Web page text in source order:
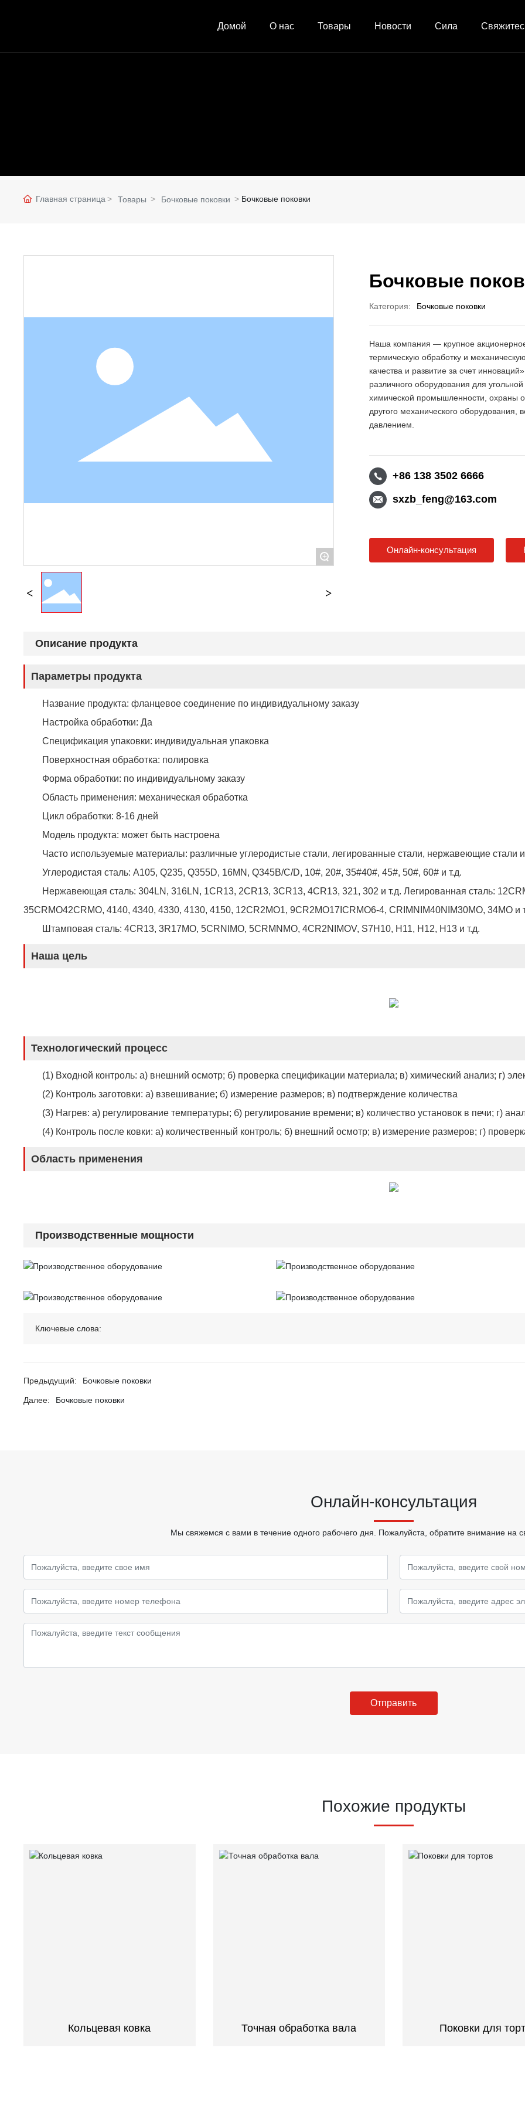
Домой О нас Товары Новости Сила
Главная страница Товары Бочковые поковки Бочковые поковки
+
Бочковые
Категория: Бочковые поковки
Наша компания — крупное
термическую обработку и
качества и развитие за счет
различного оборудования для
химической промышленности,
другого механического
давлением.
+86 138 3502 6666
sxzb_feng@163.com
Онлайн-консультация
Описание продукта
Параметры продукта
Название продукта: фланцевое соединение по индивидуальному заказу
Настройка обработки: Да
Спецификация упаковки: индивидуальная упаковка
Поверхностная обработка: полировка
Форма обработки: по индивидуальному заказу
Область применения: механическая обработка
Цикл обработки: 8-16 дней
Модель продукта: может быть настроена
Часто используемые материалы: различные углеродистые стали, легированные стали, нержавеющие стали и
Углеродистая сталь: A105, Q235, Q355D, 16MN, Q345B/C/D, 10#, 20#, 35#40#, 45#, 50#, 60# и т.д.
Нержавеющая сталь: 304LN, 316LN, 1CR13, 2CR13, 3CR13, 4CR13, 321, 302 и т.д. Легированная сталь:
35CRMO42CRMO, 4140, 4340, 4330, 4130, 4150, 12CR2MO1, 9CR2MO17ICRMO6-4, CRIMNIM40NIM30MO, 34MO и
Штамповая сталь: 4CR13, 3R17MO, 5CRNIMO, 5CRMNMO, 4CR2NIMOV, S7H10, H11, H12, H13 и т.д.
Наша цель
Технологический процесс
(1) Входной контроль: а) внешний осмотр; б) проверка спецификации материала; в) химический анализ; г)
(2) Контроль заготовки: а) взвешивание; б) измерение размеров; в) подтверждение количества
(3) Нагрев: а) регулирование температуры; б) регулирование времени; в) количество установок в печи; г)
(4) Контроль после ковки: а) количественный контроль; б) внешний осмотр; в) измерение размеров; г)
Область применения
Производственные мощности
Ключевые слова:
Предыдущий: Бочковые поковки
Далее: Бочковые поковки
Онлайн-консультация
Мы свяжемся с вами в течение одного рабочего дня. Пожалуйста, обратите внимание на
Отправить
Похожие продукты
Кольцевая ковка Точная обработка вала Поковки для